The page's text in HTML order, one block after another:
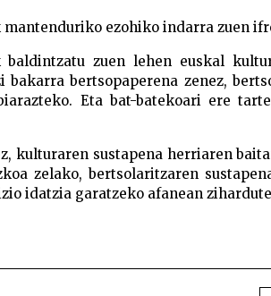
ezohiko indarra zuen
zuen lehen euskal
bakarra bertsopaperena zenez,
Eta bat-batekoari ere
kulturaren sustapena herriaren
zelako, bertsolaritzaren
idatzia garatzeko afanean